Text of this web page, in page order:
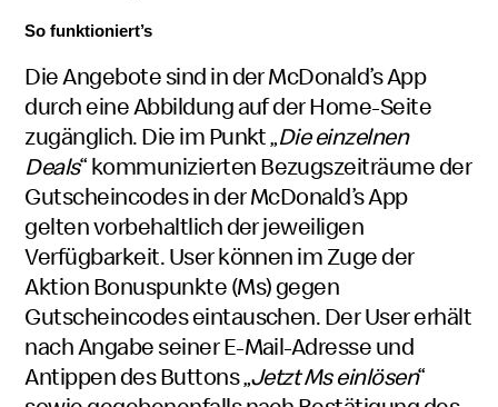
So funktioniert’s
Die Angebote sind in der McDonald’s App
durch eine Abbildung auf der Home-Seite
zugänglich. Die im Punkt „Die einzelnen
Deals“ kommunizierten Bezugszeiträume der
Gutscheincodes in der McDonald’s App
gelten vorbehaltlich der jeweiligen
Verfügbarkeit. User können im Zuge der
Aktion Bonuspunkte (Ms) gegen
Gutscheincodes eintauschen. Der User erhält
nach Angabe seiner E-Mail-Adresse und
Antippen des Buttons „Jetzt Ms einlösen“